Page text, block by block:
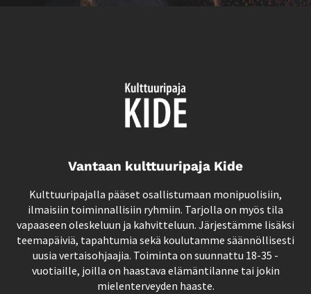
Vantaan kulttuuripaja Kide
Kulttuuripajalla pääset osallistumaan monipuolisiin,
ilmaisiin toiminnallisiin ryhmiin. Tarjolla on myös tila
vapaaseen oleskeluun ja kahvitteluun. Järjestämme lisäksi
teemapäiviä, tapahtumia sekä koulutamme säännöllisesti
uusia vertaisohjaajia. Toiminta on suunnattu 18-35 -
vuotiaille, joilla on haastava elämäntilanne tai jokin
mielenterveyden haaste.